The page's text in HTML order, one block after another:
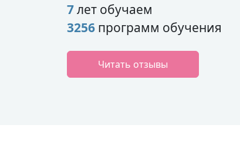
7лет обучаем
3256 программ обучения
Читать отзывы